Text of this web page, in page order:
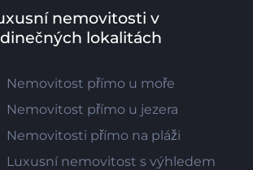
nemovitosti v
lokalitách
Nemovitost přímo u moře
Nemovitost přímo u jezera
Nemovitosti přímo na pláži
Luxusní nemovitost s výhledem